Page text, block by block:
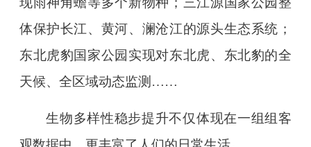
体保护长江、黄河、澜沧江的源头生态系统；
东北虎豹国家公园实现对东北虎、东北豹的全
天候、全区域动态监测……
生物多样性稳步提升不仅体现在一组组客